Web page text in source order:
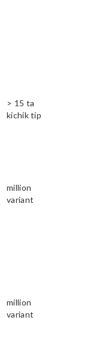
> 15 ta
kichik tip
million
variant
million
variant